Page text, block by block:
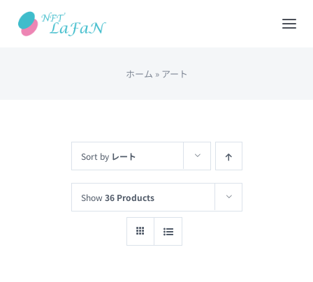
Skip
HOME
NFTショップ
REDEEM(現物と交換)
ホーム » アート
Sort by レート
Show 36 Products